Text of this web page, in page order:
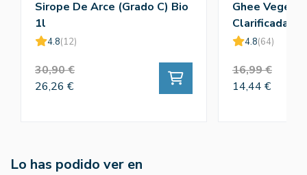
Sirope De Arce (Grado C) Bio
1l
4.8(12)
30,90 €
26,26 €
Ghee
Clarificada)
4.8(64)
16,99 €
14,44 €
Lo has podido ver en